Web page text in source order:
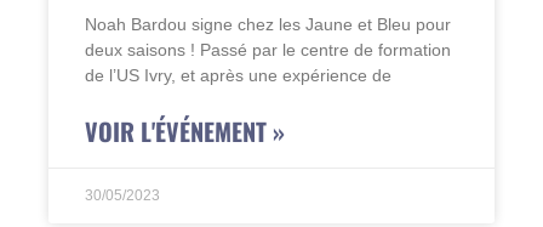
Noah Bardou signe chez les Jaune et Bleu pour
deux saisons ! Passé par le centre de formation
de l’US Ivry, et après une expérience de
VOIR L'ÉVÉNEMENT »
30/05/2023